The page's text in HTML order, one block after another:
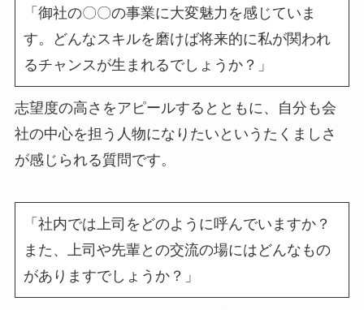
「御社の〇〇の事業に大変魅力を感じていま
す。どんなスキルを磨けば将来的に私が関われ
るチャンスが生まれるでしょうか？」
志望度の高さをアピールするとともに、自分も会
社の中心を担う人物になりたいというたくましさ
が感じられる質問です。
「社内では上司をどのように呼んでいますか？
また、上司や先輩との交流の場にはどんなもの
がありますでしょうか？」